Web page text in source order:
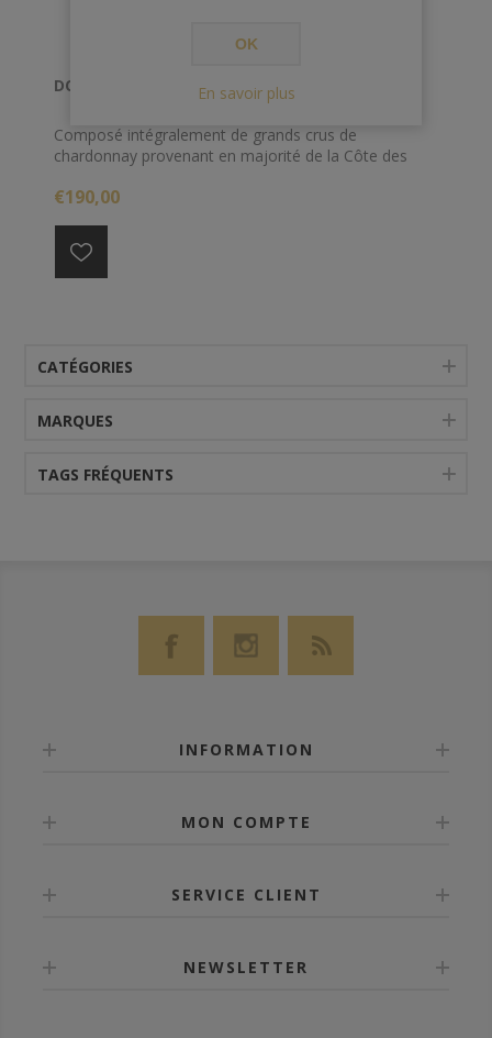
DOM RUINART 75 CL 2009 BLANC DE BLANC
Composé intégralement de grands crus de
chardonnay provenant en majorité de la Côte des
Oger), et du versant nord de la Montagne de Reims
des crayères de la Maison Ruinart, inscrites au
Patrimoine mondial de l’Unesco.
€190,00
CATÉGORIES
MARQUES
TAGS FRÉQUENTS
INFORMATION
MON COMPTE
SERVICE CLIENT
NEWSLETTER
OK
En savoir plus